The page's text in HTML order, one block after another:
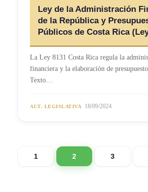
Ley de la Administración
de la República y
Públicos de Costa Rica
La Ley 8131 Costa Rica regula la
financiera y la elaboración de
Texto…
ACT. LEGISLATIVA 18/09/2024
1 2 3